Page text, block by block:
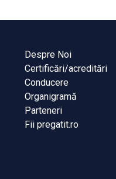
Despre Noi
Certificări/acreditări
Conducere
Organigramă
Parteneri
Fii pregatit.ro